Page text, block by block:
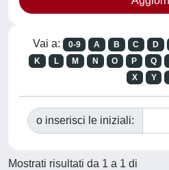
Vai a: 0-9 A B C D
K
L M N O P Q
X
Y
o inserisci le iniziali:
Mostrati risultati da 1 a 1 di